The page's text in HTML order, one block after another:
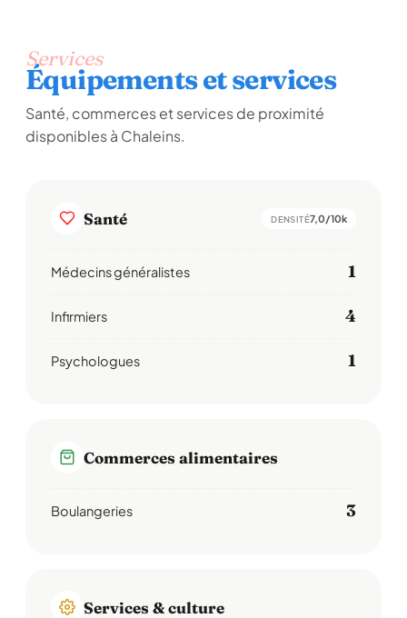
Services
Équipements et services
Santé, commerces et services de proximité
disponibles à Chaleins.
Santé DENSITÉ7,0/10k
Médecins généralistes 1
Infirmiers 4
Psychologues 1
Commerces alimentaires
Boulangeries 3
Services & culture